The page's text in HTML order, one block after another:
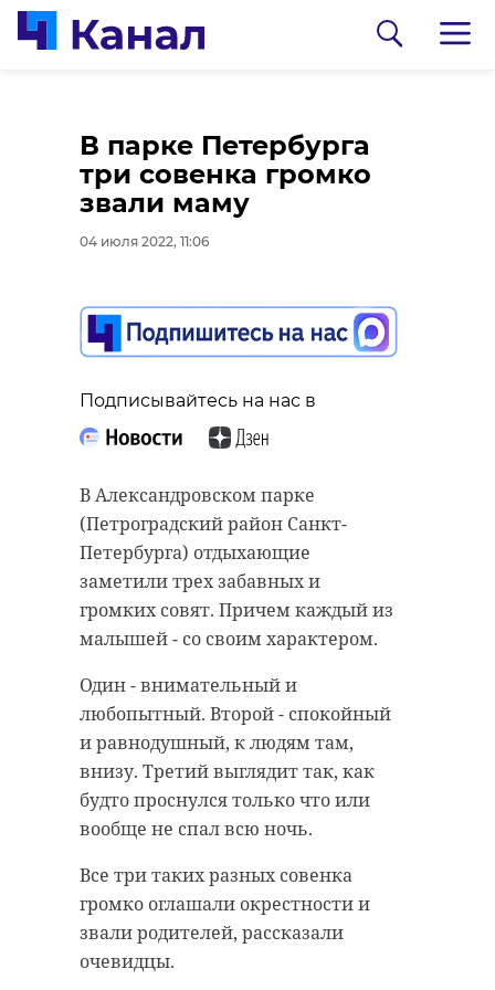
В парке Петербурга
три совенка громко
звали маму
04 июля 2022, 11:06
Подписывайтесь на нас в
В Александровском парке
(Петроградский район Санкт-
Петербурга) отдыхающие
заметили трех забавных и
громких совят. Причем каждый из
малышей - со своим характером.
Один - внимательный и
любопытный. Второй - спокойный
и равнодушный, к людям там,
внизу. Третий выглядит так, как
будто проснулся только что или
вообще не спал всю ночь.
Все три таких разных совенка
громко оглашали окрестности и
звали родителей, рассказали
очевидцы.
Видео: @lenzoopark
В Ленинградском
зоопарке пушистые
феньки исследовали
неожиданный
подарок
04 июля 2022, 10:38
Подписывайтесь на нас в
Вам посылка. Сотрудники
Петербург) оставили посылку в
летнем вольере африканских
лисиц.
Видео: ДТП и ЧП Всеволожск и ЛО/
ВКонтакте
карьера под
Всеволожском
попросили на выход
военные на БТР
04 июля 2022, 10:22
Подписывайтесь на нас в
Просим покинуть территорию.
Жители Петербурга и
Ленинградской области спасаются
от зноя и жары на пляжах и в
лесах. Однако жарить